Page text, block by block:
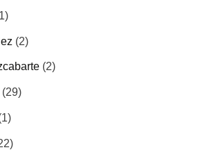
(2)
(2)
(29)